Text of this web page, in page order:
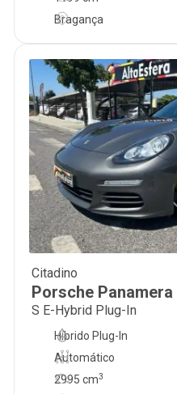
Bragança
Citadino
Porsche Panamera
S E-Hybrid Plug-In
Automático
Híbrido Plug-In
2995 cm3